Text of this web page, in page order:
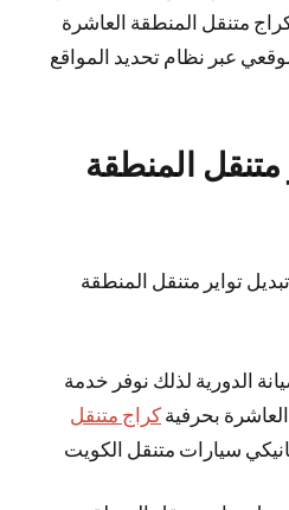
متنقل المنطقة العاشرة
عبر نظام تحديد المواقع
متنقل المنطقة
تواير متنقل المنطقة
الدورية لذلك نوفر خدمة
بحرفية كراج متنقل
سيارات متنقل الكويت